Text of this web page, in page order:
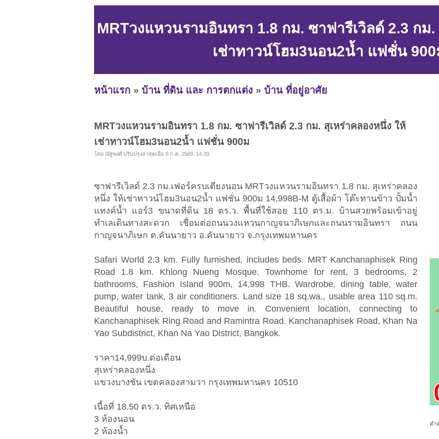
MRTวงแหวนรามอินทรา 1.8 กม. ซาฟารีเวิลด์ 2.3 กม
เช่าทาวน์โฮม3นอน2น้ำ แฟชั่น
หน้าแรก » บ้าน ที่ดิน และ การตกแต่ง » บ้าน ที่อยู่อาศัย
MRTวงแหวนรามอินทรา 1.8 กม. ซาฟารีเวิลด์ 2.3 กม. สุเหร่าคลองหนึ่ง ให้
เช่าทาวน์โฮม3นอน2น้ำ แฟชั่น 900ม
โดย ณัฐพงศ์ ปรับปรุงล่าสุดเมื่อ 8 ก.ค. 2569, 14:30.
ซาฟารีเวิลด์ 2.3 กม.เฟอร์ครบเตียงนอน MRTวงแหวนรามอินทรา 1.8 กม. สุเหร่าคลอง
หนึ่ง ให้เช่าทาวน์โฮม3นอน2น้ำ แฟชั่น 900ม 14,998B-M ตู้เสื้อผ้า โต๊ะทานข้าว ปั้มน้ำ
แทงค์น้ำ แอร์3 ขนาดที่ดิน 18 ตร.ว. พื้นที่ใช้สอย 110 ตร.ม. บ้านสวยพร้อมเข้าอยู่
ทำเลเดินทางสะดวก เชื่อมต่อถนนวงแหวนกาญจนาภิเษกและถนนรามอินทรา ถนน
กาญจนาภิเษก ต.คันนายาว อ.คันนายาว จ.กรุงเทพมหานคร
Safari World 2.3 km. Fully furnished, includes beds. MRT Kanchanaphisek Ring
Road 1.8 km. Khlong Nueng Mosque. Townhome for rent, 3 bedrooms, 2
bathrooms, Fashion Island 900m, 14,998 THB. Wardrobe, dining table, water
pump, water tank, 3 air conditioners. Land size 18 sq.wa., usable area 110 sq.m.
Beautiful house, ready to move in. Convenient location, connecting to
Kanchanaphisek Ring Road and Ramintra Road. Kanchanaphisek Road, Khan Na
Yao Subdistrict, Khan Na Yao District, Bangkok.
ราคา14,999บ.ต่อเดือน
สุเหร่าคลองหนึ่ง
แขวงบางชัน เขตคลองสามวา กรุงเทพมหานคร 10510
เนื้อที่ 18.50 ตร.ว. ทิศเหนือ
3 ห้องนอน
2 ห้องน้ำ
คำ